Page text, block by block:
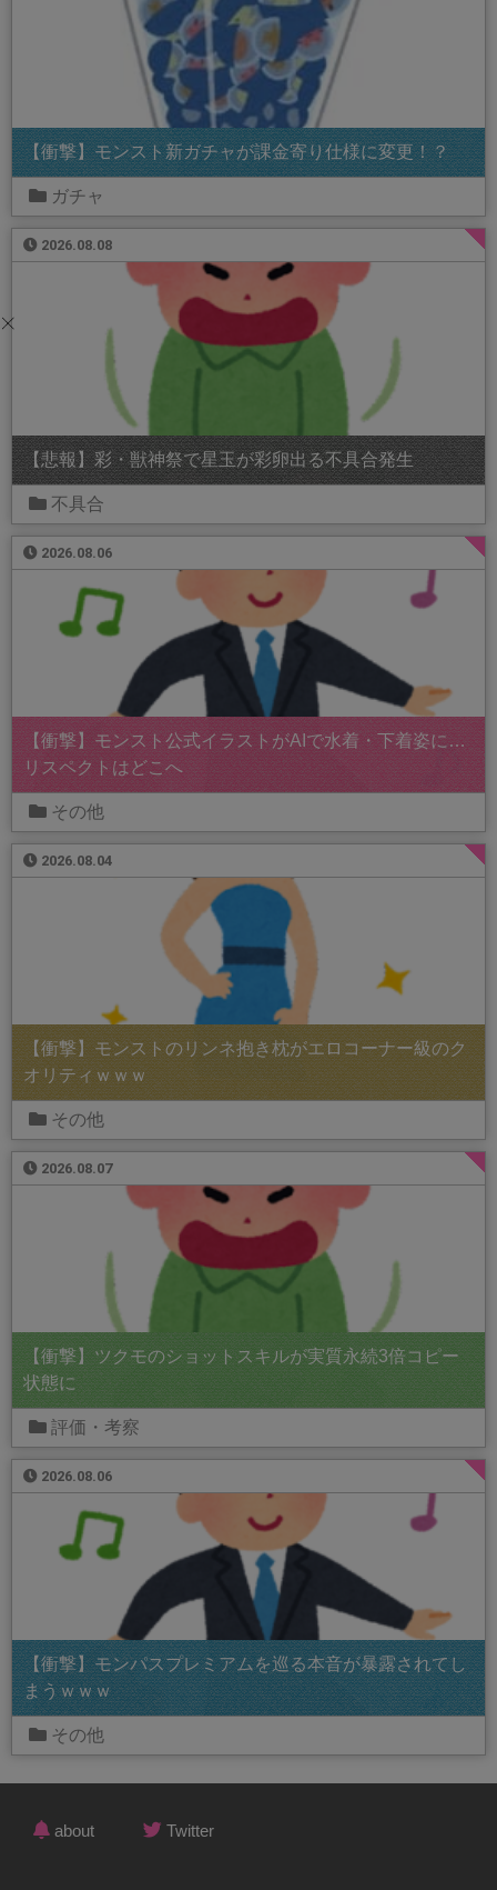
【衝撃】モンスト新ガチャが課金寄り仕様に変更！？
ガチャ
2026.08.08
【悲報】彩・獣神祭で星玉が彩卵出る不具合発生
不具合
2026.08.06
【衝撃】モンスト公式イラストがAIで水着・下着姿に…
リスペクトはどこへ
その他
2026.08.04
【衝撃】モンストのリンネ抱き枕がエロコーナー級のク
オリティｗｗｗ
その他
2026.08.07
【衝撃】ツクモのショットスキルが実質永続3倍コピー
状態に
評価・考察
2026.08.06
【衝撃】モンパスプレミアムを巡る本音が暴露されてし
まうｗｗｗ
その他
about Twitter